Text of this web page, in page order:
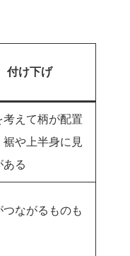
付け下げ
考えて柄が配置
裾や上半身に見
ある
つながるものも